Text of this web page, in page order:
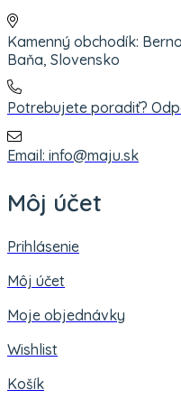
Kamenný obchodík:
Baňa, Slovensko
Potrebujete poradiť?
Email: info@maju.sk
Môj účet
Prihlásenie
Môj účet
Moje objednávky
Wishlist
Košík